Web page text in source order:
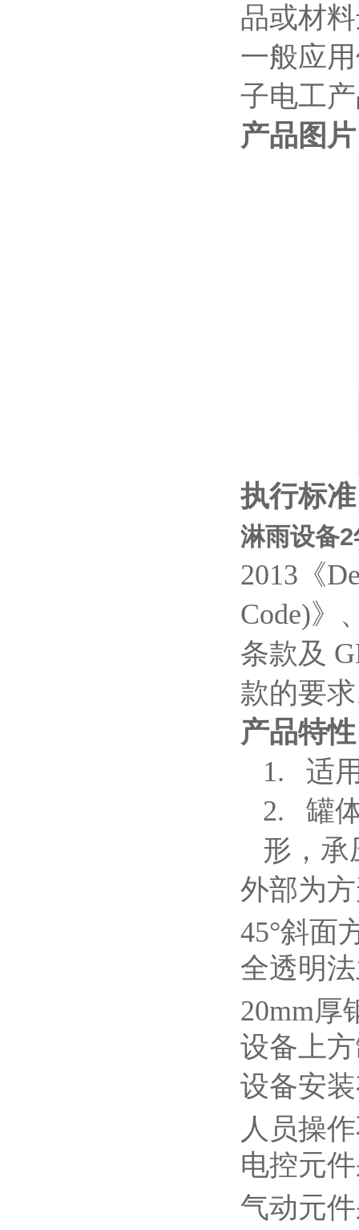
品或材
一般应
子电工
产品图片
执行标准
淋雨设备
2013《
Code)》
条款及
款的要
产品特性
1. 适
2. 罐
形，承
外部为
45°斜面
全透明
20mm厚
设备上
设备安
人员操
电控元
气动元